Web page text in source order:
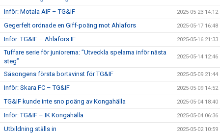
Inför: Motala AIF – TG&IF 2025-05-23 14:12
Gegerfelt ordnade en Giff-poäng mot Ahlafors 2025-05-17 16:48
Inför: TG&IF – Ahlafors IF 2025-05-16 21:33
Tuffare serie för juniorerna: ”Utveckla spelarna inför nästa
steg”
2025-05-14 12:46
Säsongens första bortavinst för TG&IF 2025-05-09 21:44
Inför: Skara FC – TG&IF 2025-05-09 14:52
TG&IF kunde inte sno poäng av Kongahälla 2025-05-04 18:40
Inför: TG&IF – IK Kongahälla 2025-05-04 06:36
Utbildning ställs in 2025-05-02 10:59